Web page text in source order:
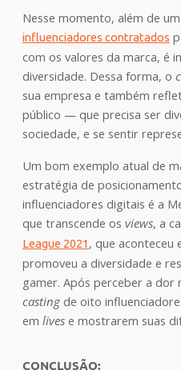
Nesse momento, além de
influenciadores contratados
com os valores da marca, é
diversidade. Dessa forma, o
sua empresa e também
público — que precisa ser
sociedade, e se sentir
Um bom exemplo atual de
estratégia de
influenciadores digitais é a
que transcende os views, a
League 2021, que
promoveu a diversidade e
gamer. Após perceber a dor
castingde oito
em livese mostrarem suas
CONCLUSÃO: